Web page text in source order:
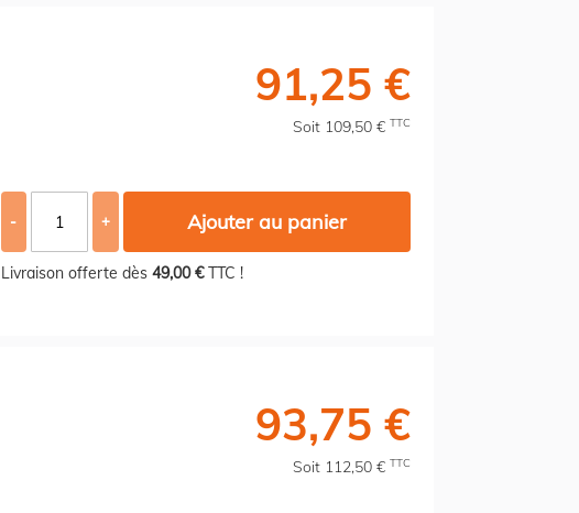
91,25 €
Soit 109,50 € TTC
- + Ajouter au panier
Livraison offerte dès 49,00 €TTC !
93,75 €
Soit 112,50 € TTC